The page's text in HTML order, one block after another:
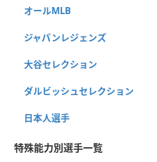
オールMLB
ジャパンレジェンズ
大谷セレクション
ダルビッシュセレクション
日本人選手
特殊能力別選手一覧